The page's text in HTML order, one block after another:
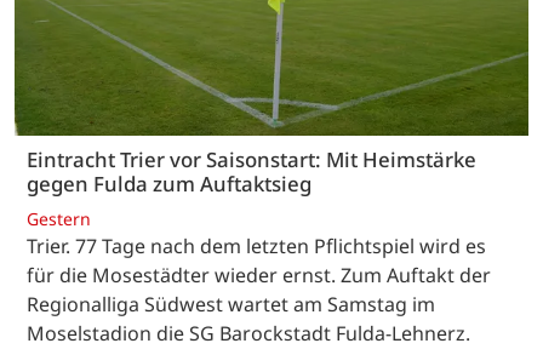
Eintracht Trier vor Saisonstart: Mit Heimstärke
gegen Fulda zum Auftaktsieg
Gestern
Trier. 77 Tage nach dem letzten Pflichtspiel wird es
für die Mosestädter wieder ernst. Zum Auftakt der
Regionalliga Südwest wartet am Samstag im
Moselstadion die SG Barockstadt Fulda-Lehnerz.